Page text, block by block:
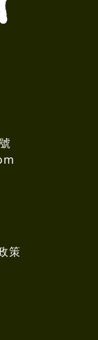
策